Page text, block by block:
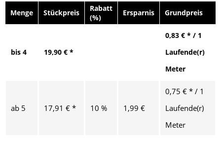
Menge
Stückpreis
Rabatt
(%)
Ersparnis Grundpreis
bis 4 19,90 € *
0,83 € * / 1
Laufende(r)
Meter
ab 5 17,91 € * 10 % 1,99 €
0,75 € * / 1
Laufende(r)
Meter